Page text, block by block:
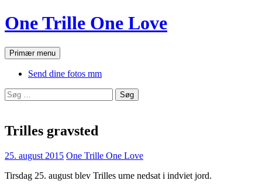
Hop
til
One Trille One Love
SøgPrimær menu
Send dine fotos mm
Søg
efter:
Trilles gravsted
25. august 2015 One Trille One Love
Tirsdag 25. august blev Trilles urne nedsat i indviet jord.